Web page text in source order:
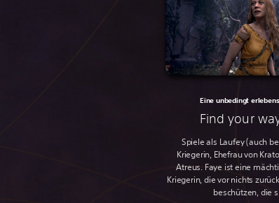
Eine unbedingt
Find your
Spiele als Laufey (auch
Kriegerin, Ehefrau von
Atreus. Faye ist eine
Kriegerin, die vor nichts
beschützen, die